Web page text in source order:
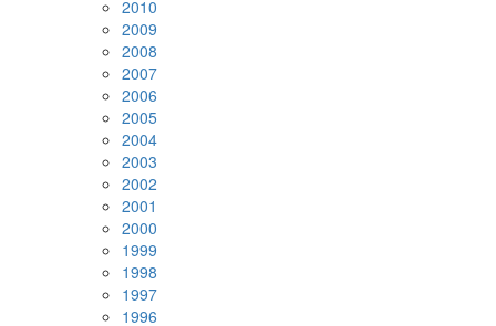
2010
2009
2008
2007
2006
2005
2004
2003
2002
2001
2000
1999
1998
1997
1996